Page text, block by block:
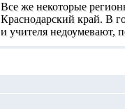
Все же некоторые
Краснодарский край. В
и учителя недоумевают,